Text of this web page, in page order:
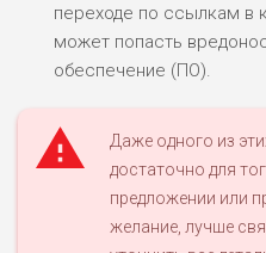
переходе по ссылкам в
может попасть
обеспечение (ПО).
Даже одного из
достаточно для
предложении или
желание, лучше